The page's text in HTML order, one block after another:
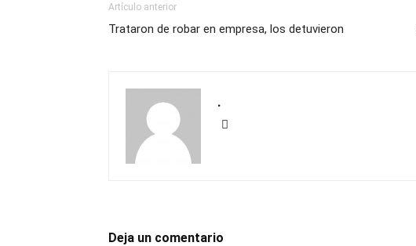
Artículo anterior
Trataron de robar en empresa, los detuvieron
.
Deja un comentario